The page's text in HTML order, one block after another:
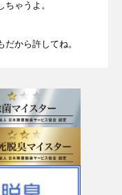
ちゃうよ。
だから許してね。